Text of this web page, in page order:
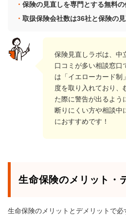
保険の見直しを専門とする無料の
取扱保険会社数は36社と保険の
保険見直しラボは、中
口コミが多い相談窓口
は「イエローカード制
度を取り入れており、
た際に警告が出るよう
断りにくい方や相談中
におすすめです！
生命保険のメリット・
生命保険のメリットとデメリットで必